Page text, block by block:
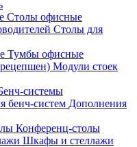
Столы офисные
Столы для
Тумбы офисные
Модули стоек
системы
Дополнения
Конференц-столы
Шкафы и стеллажи